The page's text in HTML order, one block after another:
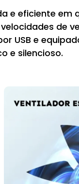
e eficiente em
de
USB e
e silencioso.